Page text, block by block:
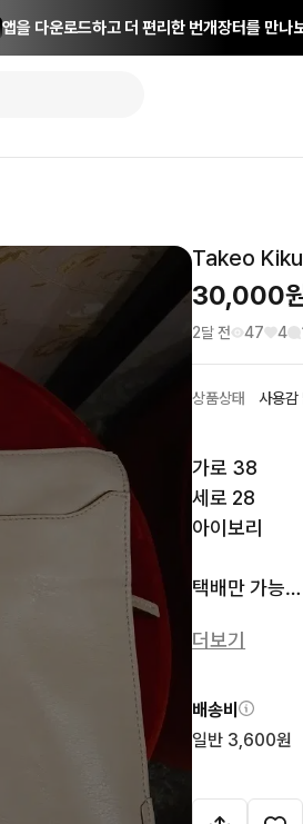
앱을 다운로드하고 더 편리한 번개장터를 만나
Takeo
30,000
2달 전 47 4
상품상태 사용감
가로 38
세로 28
아이보리
택배만 가능
편의점 3600
제주도는 우
있을수 있으
더보기
배송비
일반 3,600원